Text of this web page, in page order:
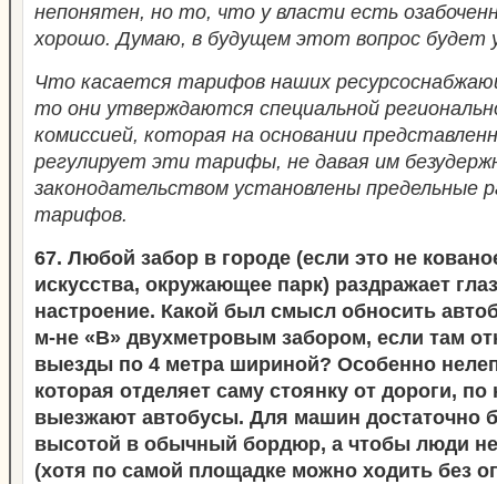
непонятен, но то, что у власти есть
хорошо. Думаю, в будущем этот вопрос будет
Что касается тарифов наших
то они утверждаются специальной
комиссией, которая на основании
регулирует эти тарифы, не давая им
законодательством установлены предельные
тарифов.
67. Любой забор в городе (если это не
искусства, окружающее парк) раздражает
настроение. Какой был смысл обносить
м-не «В» двухметровым забором, если там
выезды по 4 метра шириной? Особенно
которая отделяет саму стоянку от дороги, по
выезжают автобусы. Для машин достаточно
высотой в обычный бордюр, а чтобы люди
(хотя по самой площадке можно ходить без